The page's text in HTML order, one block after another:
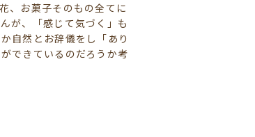
、お菓子そのもの全てに
が、「感じて気づく」も
自然とお辞儀をし「あり
できているのだろうか考